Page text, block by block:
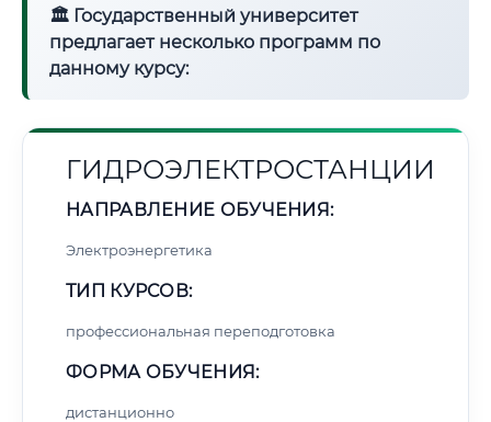
🏛 Государственный университет
предлагает несколько программ по
данному курсу:
ГИДРОЭЛЕКТРОСТАНЦИИ
НАПРАВЛЕНИЕ ОБУЧЕНИЯ:
Электроэнергетика
ТИП КУРСОВ:
профессиональная переподготовка
ФОРМА ОБУЧЕНИЯ:
дистанционно